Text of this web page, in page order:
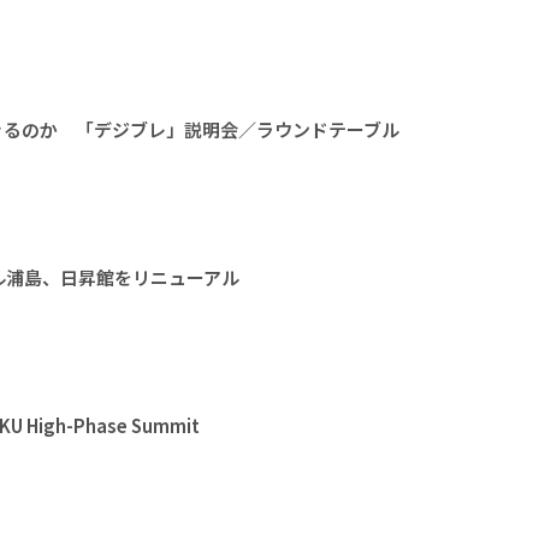
のか 「デジブレ」説明会／ラウンドテーブル
島、日昇館をリニューアル
High-Phase Summit